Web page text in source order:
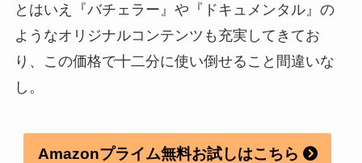
とはいえ『バチェラー』や『ドキュメンタル』の
ようなオリジナルコンテンツも充実してきてお
り、この価格で十二分に使い倒せること間違いな
し。
Amazonプライム無料お試しはこちら